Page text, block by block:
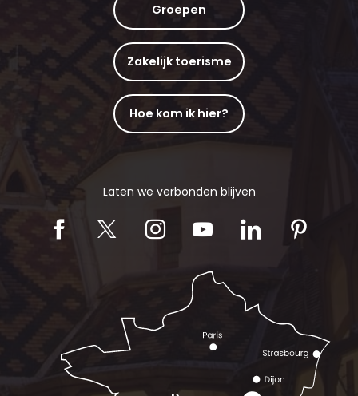
Groepen
Zakelijk toerisme
Hoe kom ik hier?
Laten we verbonden blijven